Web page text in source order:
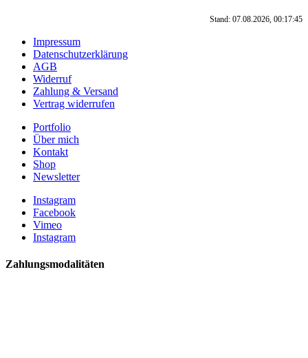
Stand: 07.08.2026, 00:17:45
Impressum
Datenschutzerklärung
AGB
Widerruf
Zahlung & Versand
Vertrag widerrufen
Portfolio
Über mich
Kontakt
Shop
Newsletter
Instagram
Facebook
Vimeo
Instagram
Zahlungsmodalitäten